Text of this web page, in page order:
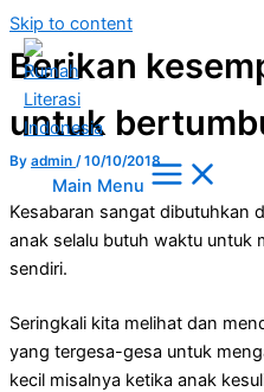
Skip to content
Main Menu
Berikan
untuk
By admin /10/10/2018
Kesabaran sangat dibutuhkan
anak selalu butuh waktu untuk
sendiri.
Seringkali kita melihat dan
yang tergesa-gesa untuk
kecil misalnya ketika anak